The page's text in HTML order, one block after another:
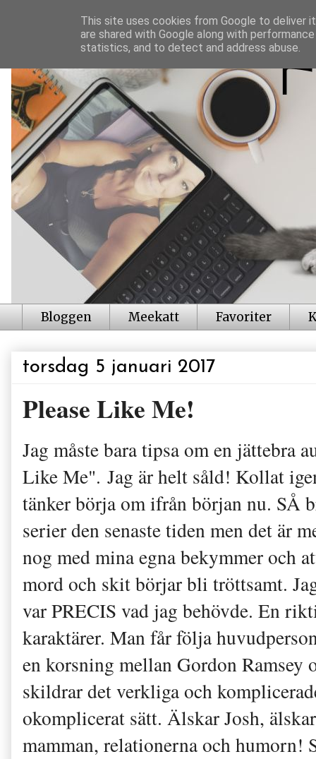
Bloggen Meekatt Favoriter
torsdag 5 januari 2017
Please Like Me!
Jag måste bara tipsa om en jättebra
Like Me". Jag är helt såld! Kollat
tänker börja om ifrån början nu. SÅ
serier den senaste tiden men det är
nog med mina egna bekymmer och
mord och skit börjar bli tröttsamt.
var PRECIS vad jag behövde. En
karaktärer. Man får följa
en korsning mellan Gordon Ramsey
skildrar det verkliga och
okomplicerat sätt. Älskar Josh,
mamman, relationerna och humorn!
This site uses cookies from Google to deliver
are shared with Google along with
statistics, and to detect and address abuse.